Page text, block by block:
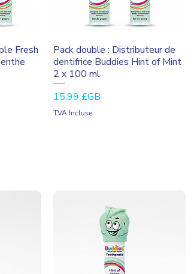
Fresh
Aperçu rapide
Pack double : Distributeur de
dentifrice Buddies Hint of Mint
2 x 100 ml
Prix
15,99 £GB
TVA Incluse